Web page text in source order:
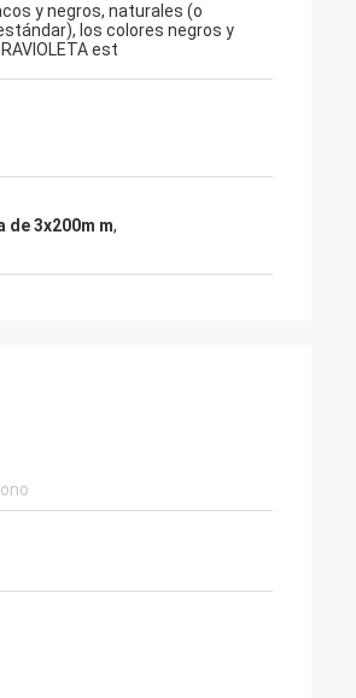
y negros, naturales (o
los colores negros y
est
3x200m m,